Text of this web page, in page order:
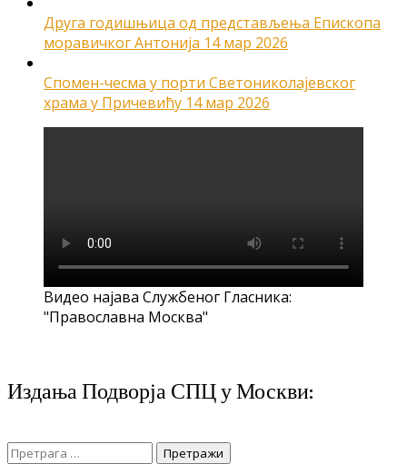
Друга годишњица од представљења Епископа
моравичког Антонија 14 мар 2026
Спомен-чесма у порти Светониколајевског
храма у Причевићу 14 мар 2026
Видео најава Службеног Гласника:
"Православна Москва"
Издања Подворја СПЦ у Москви:
Претрага